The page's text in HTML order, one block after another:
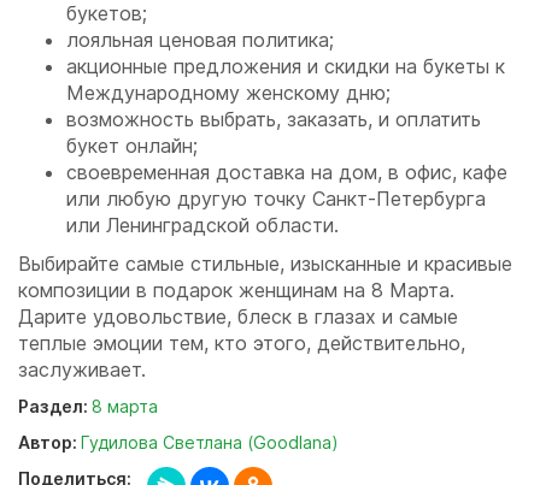
букетов;
лояльная ценовая политика;
акционные предложения и скидки на букеты к
Международному женскому дню;
возможность выбрать, заказать, и оплатить
букет онлайн;
своевременная доставка на дом, в офис, кафе
или любую другую точку Санкт-Петербурга
или Ленинградской области.
Выбирайте самые стильные, изысканные и красивые
композиции в подарок женщинам на 8 Марта.
Дарите удовольствие, блеск в глазах и самые
теплые эмоции тем, кто этого, действительно,
заслуживает.
Раздел: 8 марта
Автор: Гудилова Светлана (Goodlana)
Поделиться: